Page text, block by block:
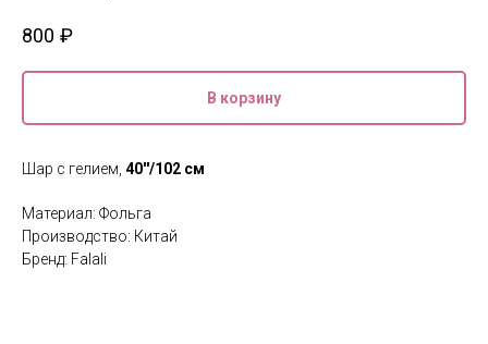
800 ₽
В корзину
Шар с гелием, 40''/102 см
Материал: Фольга
Производство: Китай
Бренд: Falali